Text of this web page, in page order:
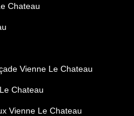
Chateau
Vienne Le Chateau
Chateau
Vienne Le Chateau